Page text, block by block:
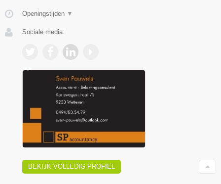
Openingstijden ▼
Sociale media:
BEKIJK VOLLEDIG PROFIEL